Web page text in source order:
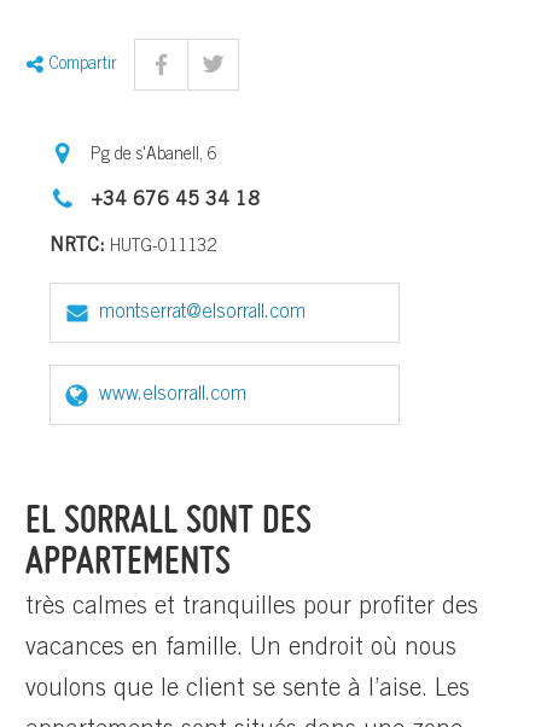
Compartir
EL SORRALL SONT DES
APPARTEMENTS
très calmes et tranquilles pour profiter des
vacances en famille. Un endroit où nous
voulons que le client se sente à l’aise. Les
Pg de s'Abanell, 6
+34 676 45 34 18
NRTC: HUTG-011132
montserrat@elsorrall.com
www.elsorrall.com